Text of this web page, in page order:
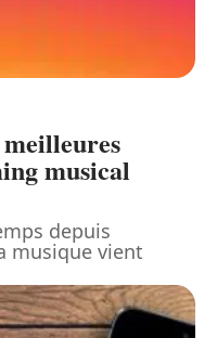
musical
depuis
musique vient